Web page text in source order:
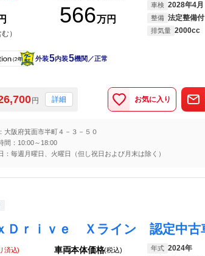
）
566万円
車検 2028年4月
整備 法定整備付
排気量 2000cc
外装5内装5機関／正常
円 詳細 お気に入り
大阪府箕面市半町４－３－５０
間：10:00～18:00
：毎週月曜日、火曜日（但し祝日および月末は除く）
済込) 車両本体価格(税込) 年式 2024年